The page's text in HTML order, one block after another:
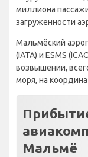
миллиона
загруженности
Мальмёский
(IATA) и ESMS
возвышении,
моря, на
Мальмё